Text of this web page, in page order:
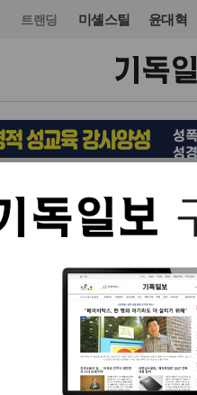
트랜딩 미셸스틸 윤대혁
목회·신학 입력